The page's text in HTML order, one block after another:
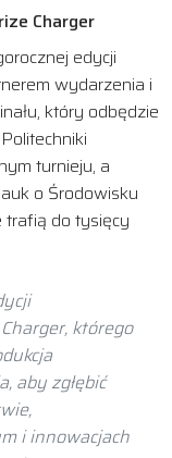
Charger
edycji
wydarzenia i
który odbędzie
turnieju, a
o Środowisku
trafią do tysięcy
którego
aby zgłębić
i innowacjach